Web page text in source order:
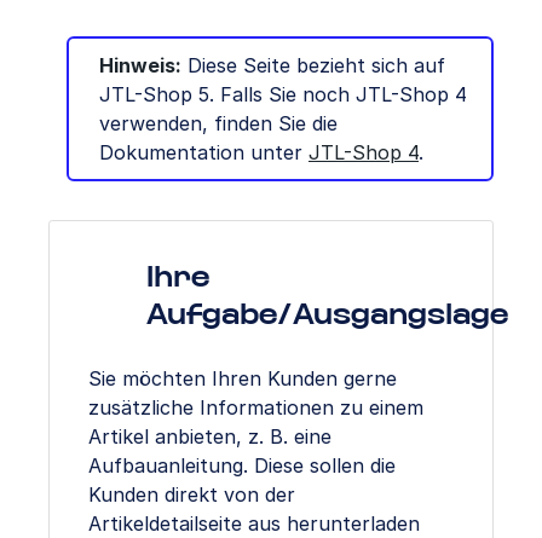
Hinweis: Diese Seite bezieht sich auf
JTL-Shop 5. Falls Sie noch JTL-Shop 4
verwenden, finden Sie die
Dokumentation unter JTL-Shop 4.
Ihre
Aufgabe/Ausgangslage
Sie möchten Ihren Kunden gerne
zusätzliche Informationen zu einem
Artikel anbieten, z. B. eine
Aufbauanleitung. Diese sollen die
Kunden direkt von der
Artikeldetailseite aus herunterladen